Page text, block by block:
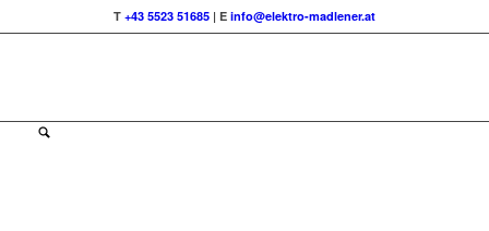
T +43 5523 51685| E info@elektro-madlener.at
%
5